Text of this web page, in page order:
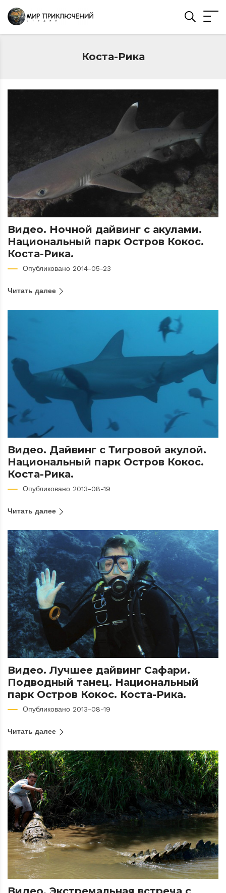
Коста-Рика
Видео. Ночной дайвинг с акулами.
Национальный парк Остров Кокос.
Коста-Рика.
Опубликовано 2014-05-23
Читать далее
Видео. Дайвинг с Тигровой акулой.
Национальный парк Остров Кокос.
Коста-Рика.
Опубликовано 2013-08-19
Читать далее
Видео. Лучшее дайвинг Сафари.
Подводный танец. Национальный
парк Остров Кокос. Коста-Рика.
Опубликовано 2013-08-19
Читать далее